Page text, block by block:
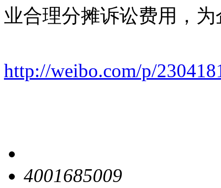
业合理分摊诉讼费用，
http://weibo.com/p/
4001685009